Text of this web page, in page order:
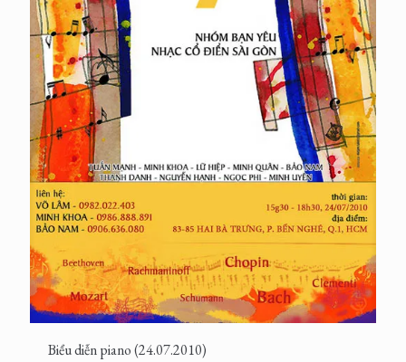
Biểu diễn piano (24.07.2010)